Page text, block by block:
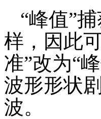
“峰值”
样，因此
准”改为“
波形形状
波。